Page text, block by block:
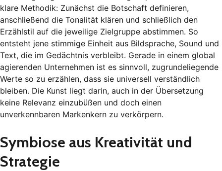
klare Methodik: Zunächst die Botschaft definieren,
anschließend die Tonalität klären und schließlich den
Erzählstil auf die jeweilige Zielgruppe abstimmen. So
entsteht jene stimmige Einheit aus Bildsprache, Sound und
Text, die im Gedächtnis verbleibt. Gerade in einem global
agierenden Unternehmen ist es sinnvoll, zugrundeliegende
Werte so zu erzählen, dass sie universell verständlich
bleiben. Die Kunst liegt darin, auch in der Übersetzung
keine Relevanz einzubüßen und doch einen
unverkennbaren Markenkern zu verkörpern.
Symbiose aus Kreativität und
Strategie